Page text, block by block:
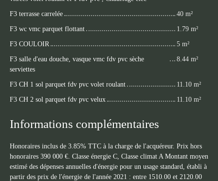
F3 terrasse carrelée
40 m²
F3 wc vmc parquet flottant
1.79 m²
F3 COULOIR
5 m²
F3 salle d'eau douche, vasque vmc fdv pvc sèche
serviettes
8.44 m²
F3 CH 1 sol parquet fdv pvc volet roulant
11.10 m²
F3 CH 2 sol parquet fdv pvc velux
11.10 m²
Informations complémentaires
Honoraires inclus de 3.85% TTC à la charge de l'acquéreur. Prix hors
honoraires 390 000 €. Classe énergie C, Classe climat A Montant moyen
estimé des dépenses annuelles d'énergie pour un usage standard, établi à
partir des prix de l'énergie de l'année 2021 : entre 1510.00 et 2120.00